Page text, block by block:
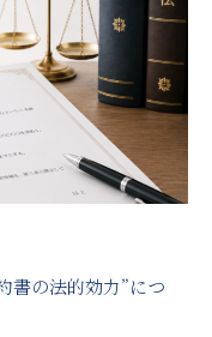
書の法的効力”につ